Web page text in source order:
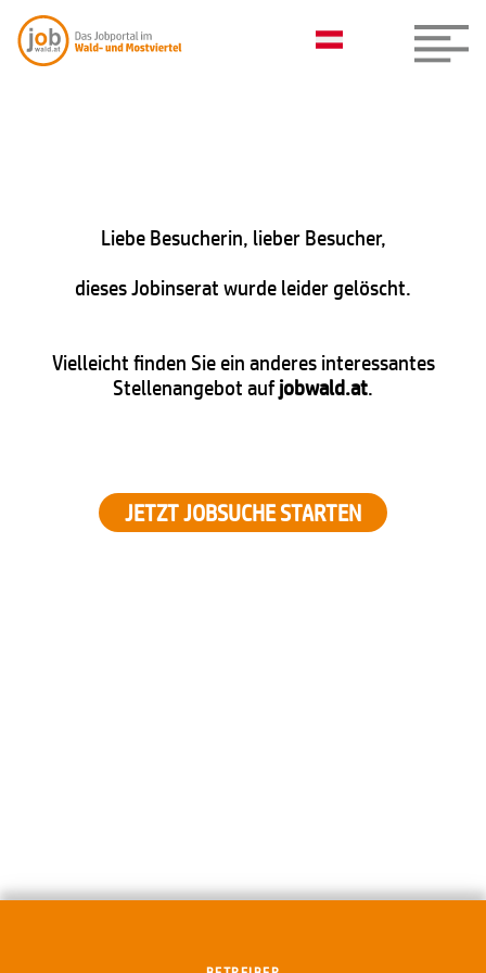
Liebe Besucherin, lieber Besucher,
dieses Jobinserat wurde leider gelöscht.
Vielleicht finden Sie ein anderes interessantes
Stellenangebot aufjobwald.at.
JETZT JOBSUCHE STARTEN